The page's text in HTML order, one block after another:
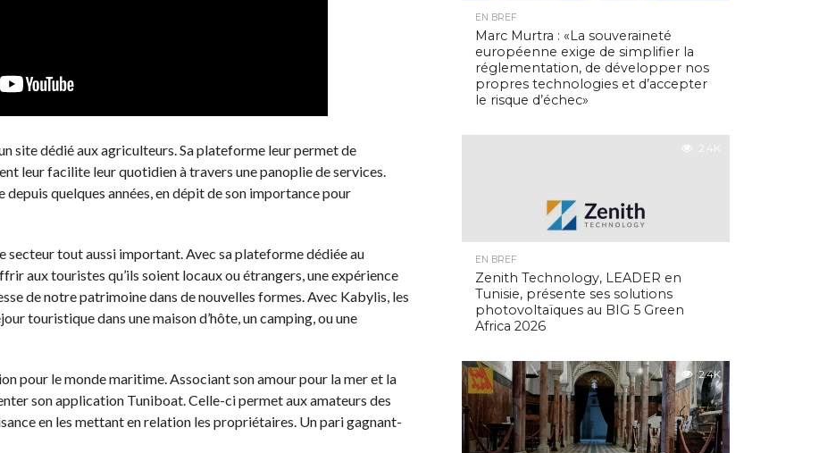
site dédié aux agriculteurs. Sa plateforme leur permet de
leur facilite leur quotidien à travers une panoplie de services.
depuis quelques années, en dépit de son importance pour
secteur tout aussi important. Avec sa plateforme dédiée au
aux touristes qu’ils soient locaux ou étrangers, une expérience
de notre patrimoine dans de nouvelles formes. Avec Kabylis, les
touristique dans une maison d’hôte, un camping, ou une
pour le monde maritime. Associant son amour pour la mer et la
son application Tuniboat. Celle-ci permet aux amateurs des
en les mettant en relation les propriétaires. Un pari gagnant-
EN BREF
Marc Murtra : «La souveraineté
européenne exige de simplifier la
réglementation, de développer nos
propres technologies et d’accepter
le risque d’échec»
2.4K
EN BREF
Zenith Technology, LEADER en
Tunisie, présente ses solutions
photovoltaïques au BIG 5 Green
Africa 2026
2.4K